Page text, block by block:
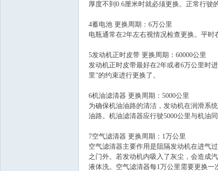
厚度不到0.6厘米时就必须更换。正常行驶
4蓄电池 更换周期：6万公里
电瓶通常在2年左右视情况检查更换。平
5发动机正时皮带 更换周期：60000公里
发动机正时皮带最好在2年或者6万公里时
里”的约束进行更换了。
6机油滤清器 更换周期：5000公里
为确保机油油路的清洁，发动机在润滑系
油路。机油滤清器应行驶5000公里与机油
7空气滤清器 更换周期：1万公里
空气滤清器主要作用是阻隔发动机在进气
之门外。若发动机内吸入了灰尘，会造成
液体洗。空气滤清器每1万公里需要更换一